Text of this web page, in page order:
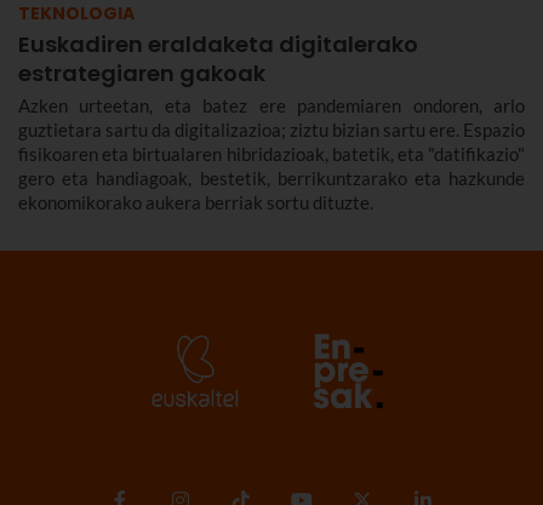
TEKNOLOGIA
Euskadiren eraldaketa digitalerako
estrategiaren gakoak
Azken urteetan, eta batez ere pandemiaren ondoren, arlo
guztietara sartu da digitalizazioa; ziztu bizian sartu ere. Espazio
fisikoaren eta birtualaren hibridazioak, batetik, eta "datifikazio"
gero eta handiagoak, bestetik, berrikuntzarako eta hazkunde
ekonomikorako aukera berriak sortu dituzte.